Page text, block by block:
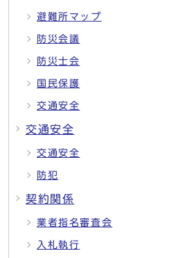
避難所マップ
防災会議
防災士会
国民保護
交通安全
交通安全
交通安全
防犯
契約関係
業者指名審査会
入札執行